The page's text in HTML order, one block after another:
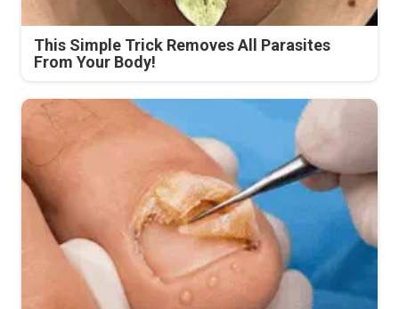
This Simple Trick Removes All Parasites
From Your Body!